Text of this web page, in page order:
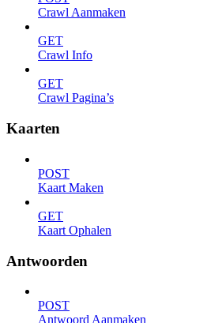
Crawl Aanmaken
GET
Crawl Info
GET
Crawl Pagina’s
Kaarten
POST
Kaart Maken
GET
Kaart Ophalen
Antwoorden
POST
Antwoord Aanmaken